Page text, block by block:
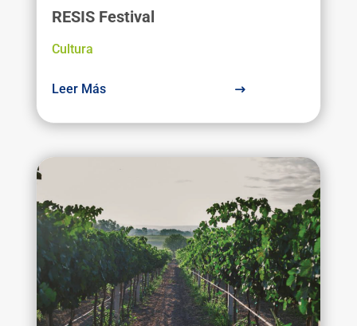
RESIS Festival
Cultura
Leer Más